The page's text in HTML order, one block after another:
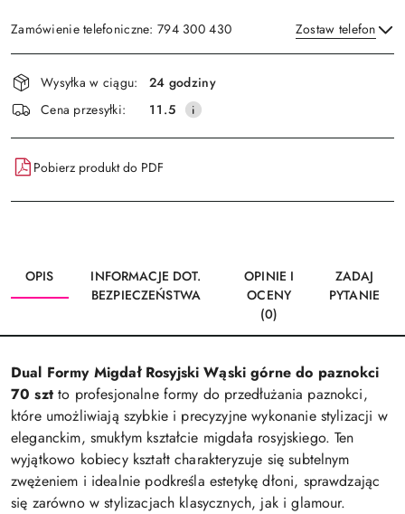
Zamówienie telefoniczne: 794 300 430 Zostaw telefon
Wyślij
Dostępność
i
dostawa
Wysyłka w ciągu:
24 godziny
Cena przesyłki:
11.5
Pobierz produkt do PDF
OPIS
INFORMACJE DOT.
BEZPIECZEŃSTWA
OPINIE I
OCENY
(0)
ZADAJ
PYTANIE
Dual Formy Migdał Rosyjski Wąski górne do paznokci
70 sztto profesjonalne formy do przedłużania paznokci,
które umożliwiają szybkie i precyzyjne wykonanie stylizacji w
eleganckim, smukłym kształcie migdała rosyjskiego. Ten
wyjątkowo kobiecy kształt charakteryzuje się subtelnym
zwężeniem i idealnie podkreśla estetykę dłoni, sprawdzając
się zarówno w stylizacjach klasycznych, jak i glamour.